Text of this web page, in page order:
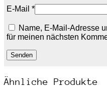
E-Mail *
Name, E-Mail-Adresse
für meinen nächsten
Ähnliche Produkte